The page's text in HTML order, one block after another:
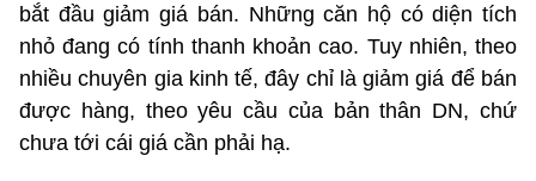
bắt đầu giảm giá bán. Những căn hộ có diện tích
nhỏ đang có tính thanh khoản cao. Tuy nhiên, theo
nhiều chuyên gia kinh tế, đây chỉ là giảm giá để bán
được hàng, theo yêu cầu của bản thân DN, chứ
chưa tới cái giá cần phải hạ.